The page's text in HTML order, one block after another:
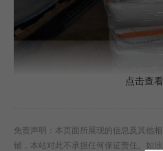
聚碳酸酯（PC）特性高透
点击查
免责声明：本页面所展现的信息及其他
铺，本站对此不承担任何保证责任。如